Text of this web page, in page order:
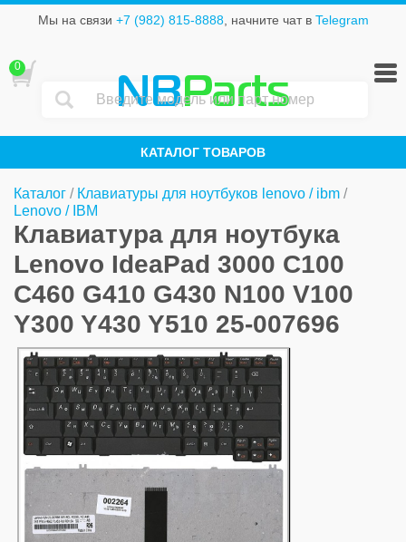
Мы на связи +7 (982) 815-8888, начните чат в Telegram
NBParts
КАТАЛОГ ТОВАРОВ
0
Каталог / Клавиатуры для ноутбуков lenovo / ibm /
Lenovo / IBM
Клавиатура для ноутбука
Lenovo IdeaPad 3000 C100
C460 G410 G430 N100 V100
Y300 Y430 Y510 25-007696